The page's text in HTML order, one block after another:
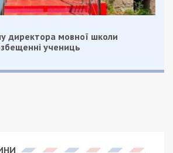
директора мовної школи
учениць